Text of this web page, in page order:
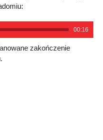
00:16
zakończenie